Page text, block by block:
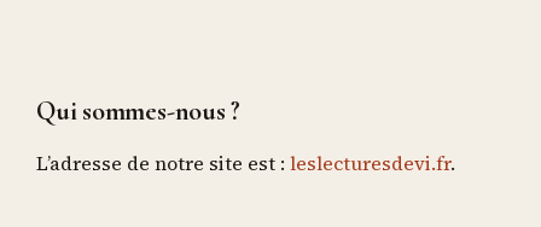
Qui sommes-nous ?
L’adresse de notre site est : leslecturesdevi.fr.